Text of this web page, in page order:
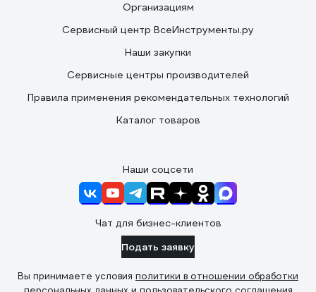
Организациям
Сервисный центр ВсеИнструменты.ру
Наши закупки
Сервисные центры производителей
Правила применения рекомендательных технологий
Каталог товаров
Наши соцсети
Чат для бизнес-клиентов
Подать заявку
Вы принимаете условия политики в отношении обработки